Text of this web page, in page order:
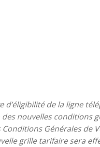
de la ligne
nouvelles conditions
Générales de
grille tarifaire sera